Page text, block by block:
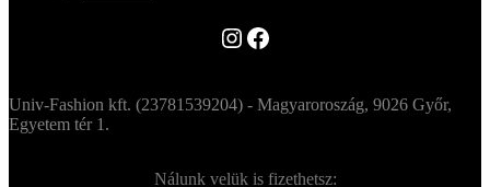
Instagram
Facebook
Univ-Fashion kft. (23781539204) - Magyaroroszág, 9026 Győr,
Egyetem tér 1.
Nálunk velük is fizethetsz: